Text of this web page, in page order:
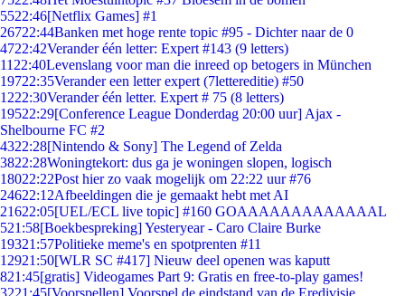
5522:46[Netflix Games] #1
26722:44Banken met hoge rente topic #95 - Dichter naar de 0
4722:42Verander één letter: Expert #143 (9 letters)
11 22:40Levenslang voor man die inreed op betogers in München
19722:35Verander een letter expert (7lettereditie) #50
1222:30Verander één letter. Expert # 75 (8 letters)
19522:29[Conference League Donderdag 20:00 uur] Ajax -
Shelbourne FC #2
4322:28[Nintendo & Sony] The Legend of Zelda
3822:28Woningtekort: dus ga je woningen slopen, logisch
18022:22Post hier zo vaak mogelijk om 22:22 uur #76
24622:12Afbeeldingen die je gemaakt hebt met AI
21622:05[UEL/ECL live topic] #160 GOAAAAAAAAAAAAAL
521:58[Boekbespreking] Yesteryear - Caro Claire Burke
19321:57Politieke meme's en spotprenten #11
12921:50[WLR SC #417] Nieuw deel openen was kaputt
821:45[gratis] Videogames Part 9: Gratis en free-to-play games!
3221:45[Voorspellen] Voorspel de eindstand van de Eredivisie